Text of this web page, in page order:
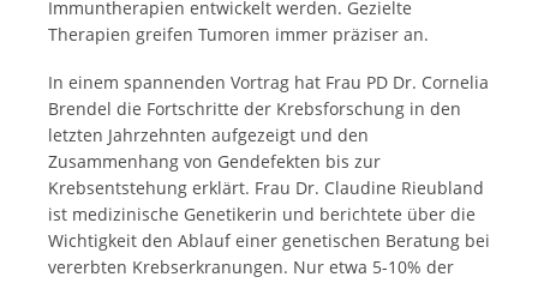
Immuntherapien entwickelt werden. Gezielte
Therapien greifen Tumoren immer präziser an.
In einem spannenden Vortrag hat Frau PD Dr. Cornelia
Brendel die Fortschritte der Krebsforschung in den
letzten Jahrzehnten aufgezeigt und den
Zusammenhang von Gendefekten bis zur
Krebsentstehung erklärt. Frau Dr. Claudine Rieubland
ist medizinische Genetikerin und berichtete über die
Wichtigkeit den Ablauf einer genetischen Beratung bei
vererbten Krebserkranungen. Nur etwa 5-10% der